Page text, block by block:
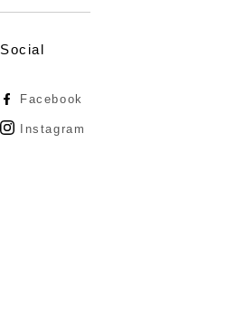
Social
Facebook
Instagram